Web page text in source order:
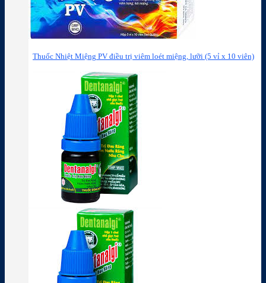
Thuốc Nhiệt Miệng PV điều trị viêm loét miệng, lưỡi (5 vỉ x 10 viên)